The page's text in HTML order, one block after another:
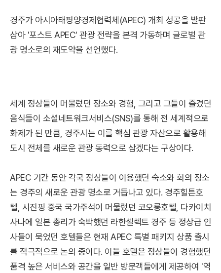
경주가 아시아태평양경제협력체(APEC) 개최 성공을 발판
삼아 '포스트 APEC' 관광 전략을 본격 가동하며 글로벌 관
광 명소로의 재도약을 선언했다.
세계 정상들이 머물렀던 장소와 경험, 그리고 그들이 즐겼던
음식들이 소셜네트워크서비스(SNS)를 통해 전 세계적으로
화제가 된 만큼, 경주시는 이를 핵심 관광 자산으로 활용해
도시 전체를 새로운 관광 동력으로 삼겠다는 구상이다.
APEC 기간 동안 각국 정상들이 이용했던 숙소와 회의 장소
는 경주의 새로운 관광 명소로 거듭나고 있다. 경주힐튼호
텔, 시진핑 중국 국가주석이 머물렀던 코오롱호텔, 다카이치
사나에 일본 총리가 숙박했던 라한셀렉트 경주 등 정상급 인
사들이 묵었던 호텔들은 현재 APEC 특별 패키지 상품 출시
를 적극적으로 논의 중이다. 이들 호텔은 정상들이 경험했던
품격 높은 서비스와 공간을 일반 방문객들에게 제공하여 '역